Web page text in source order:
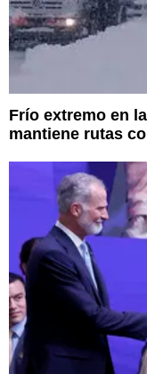
Frío extremo en
mantiene rutas